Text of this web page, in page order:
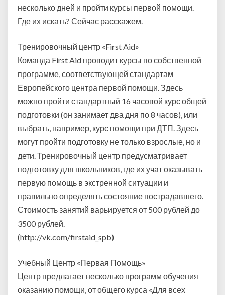
ь
я
несколько дней и пройти курсы первой помощи.
Где их искать? Сейчас расскажем.
Тренировочный центр «First Aid»
Команда First Aid проводит курсы по собственной
программе, соответствующей стандартам
Европейского центра первой помощи. Здесь
можно пройти стандартный 16 часовой курс общей
подготовки (он занимает два дня по 8 часов), или
выбрать, например, курс помощи при ДТП. Здесь
могут пройти подготовку не только взрослые, но и
дети. Тренировочный центр предусматривает
подготовку для школьников, где их учат оказывать
первую помощь в экстренной ситуации и
правильно определять состояние пострадавшего.
Стоимость занятий варьируется от 500 рублей до
3500 рублей.
(http://vk.com/firstaid_spb)
Учебный Центр «Первая Помощь»
Центр предлагает несколько программ обучения
оказанию помощи, от общего курса «Для всех